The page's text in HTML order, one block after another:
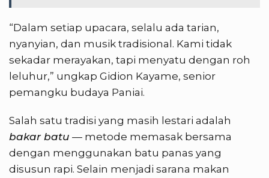
“Dalam setiap upacara, selalu ada tarian,
nyanyian, dan musik tradisional. Kami tidak
sekadar merayakan, tapi menyatu dengan roh
leluhur,” ungkap Gidion Kayame, senior
pemangku budaya Paniai.
Salah satu tradisi yang masih lestari adalah
bakar batu — metode memasak bersama
dengan menggunakan batu panas yang
disusun rapi. Selain menjadi sarana makan